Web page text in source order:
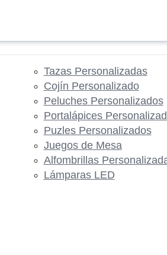
Tazas Personalizadas
Cojín Personalizado
Peluches Personalizados
Portalápices
Puzles Personalizados
Juegos de Mesa
Alfombrillas
Lámparas LED